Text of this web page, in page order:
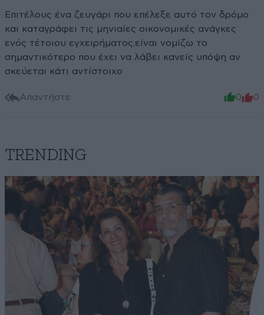
Επιτέλους ένα ζευγάρι που επέλεξε αυτό τον δρόμο
και καταγράφει τις μηνιαίες οικονομικές ανάγκες
ενός τέτοιου εγχειρήματος,είναι νομίζω το
σημαντικότερο που έχει να λάβει κανείς υπόψη αν
σκεύεται κάτι αντίστοιχο
Απαντήστε 0 0
TRENDING